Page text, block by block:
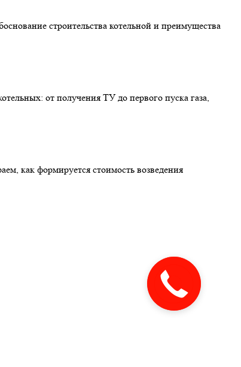
строительства котельной и преимущества
от получения ТУ до первого пуска газа,
как формируется стоимость возведения